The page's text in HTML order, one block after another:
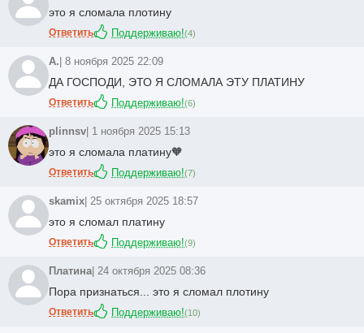
это я сломала плотину
Ответить Поддерживаю!(4)
A. | 8 ноября 2025 22:09
ДА ГОСПОДИ, ЭТО Я СЛОМАЛА ЭТУ ПЛАТИНУ
Ответить Поддерживаю!(6)
plinnsv | 1 ноября 2025 15:13
это я сломала платину🧡
Ответить Поддерживаю!(7)
skamix | 25 октября 2025 18:57
это я сломал платину
Ответить Поддерживаю!(9)
Платина | 24 октября 2025 08:36
Пора признаться... это я сломал плотину
Ответить Поддерживаю!(10)